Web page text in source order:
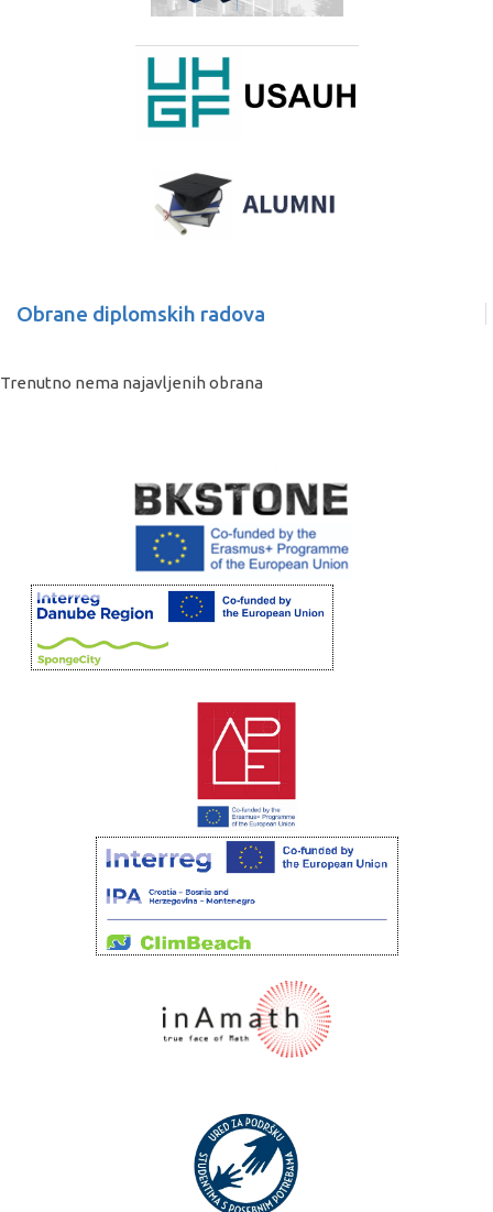
Obrane diplomskih radova
Trenutno nema najavljenih obrana